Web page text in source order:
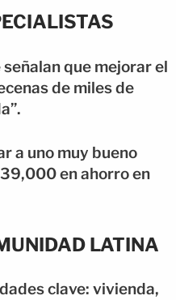
que mejorar el
de miles de
a uno muy bueno
en ahorro en
LATINA
clave: vivienda,